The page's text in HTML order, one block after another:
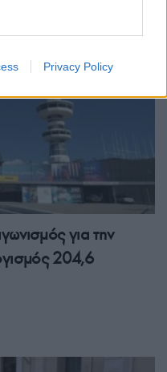
Privacy Policy
για την
204,6